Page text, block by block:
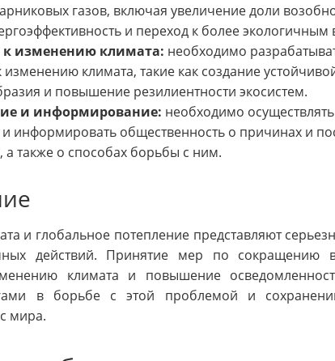
газов, включая увеличение доли
и переход к более экологичным
к изменению климата: необходимо
изменению климата, такие как создание
и повышение резилиентности экосистем.
и информирование: необходимо
информировать общественность о причинах и
а также о способах борьбы с ним.
и глобальное потепление представляют
действий. Принятие мер по сокращению
климата и повышение
в борьбе с этой проблемой и
мира.